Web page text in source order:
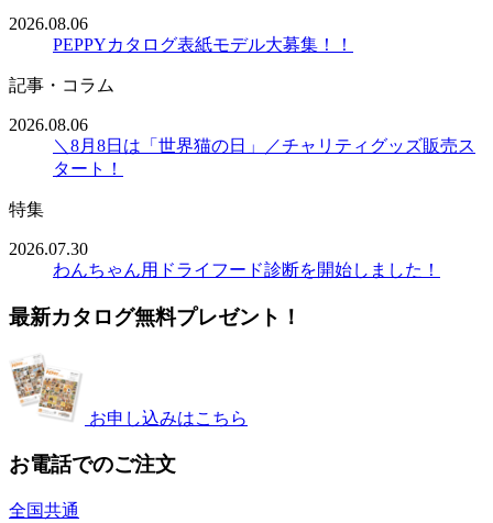
2026.08.06
PEPPYカタログ表紙モデル大募集！！
記事・コラム
2026.08.06
＼8月8日は「世界猫の日」／チャリティグッズ販売ス
タート！
特集
2026.07.30
わんちゃん用ドライフード診断を開始しました！
最新カタログ無料プレゼント！
お申し込みはこちら
お電話でのご注文
全国共通